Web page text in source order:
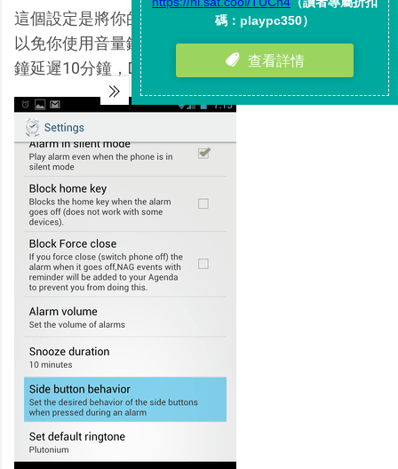
這個設定是將你的手機側邊按鍵設定成「無作用」，
以免你使用音量鍵就可以關閉鬧鐘（Snooze是將鬧
鐘延遲10分鐘，Dismiss是關閉鬧鐘）。